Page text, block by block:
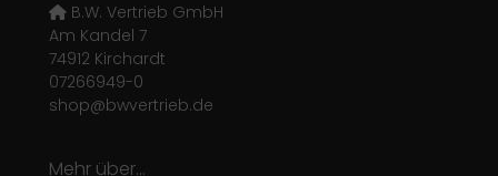
B.W. Vertrieb GmbH
Am Kandel 7
74912 Kirchardt
07266949-0
shop@bwvertrieb.de
Mehr über...